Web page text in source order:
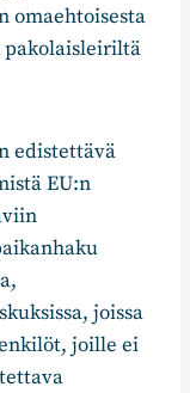
omaehtoisesta
pakolaisleiriltä
edistettävä
EU:n
joissa
joille ei